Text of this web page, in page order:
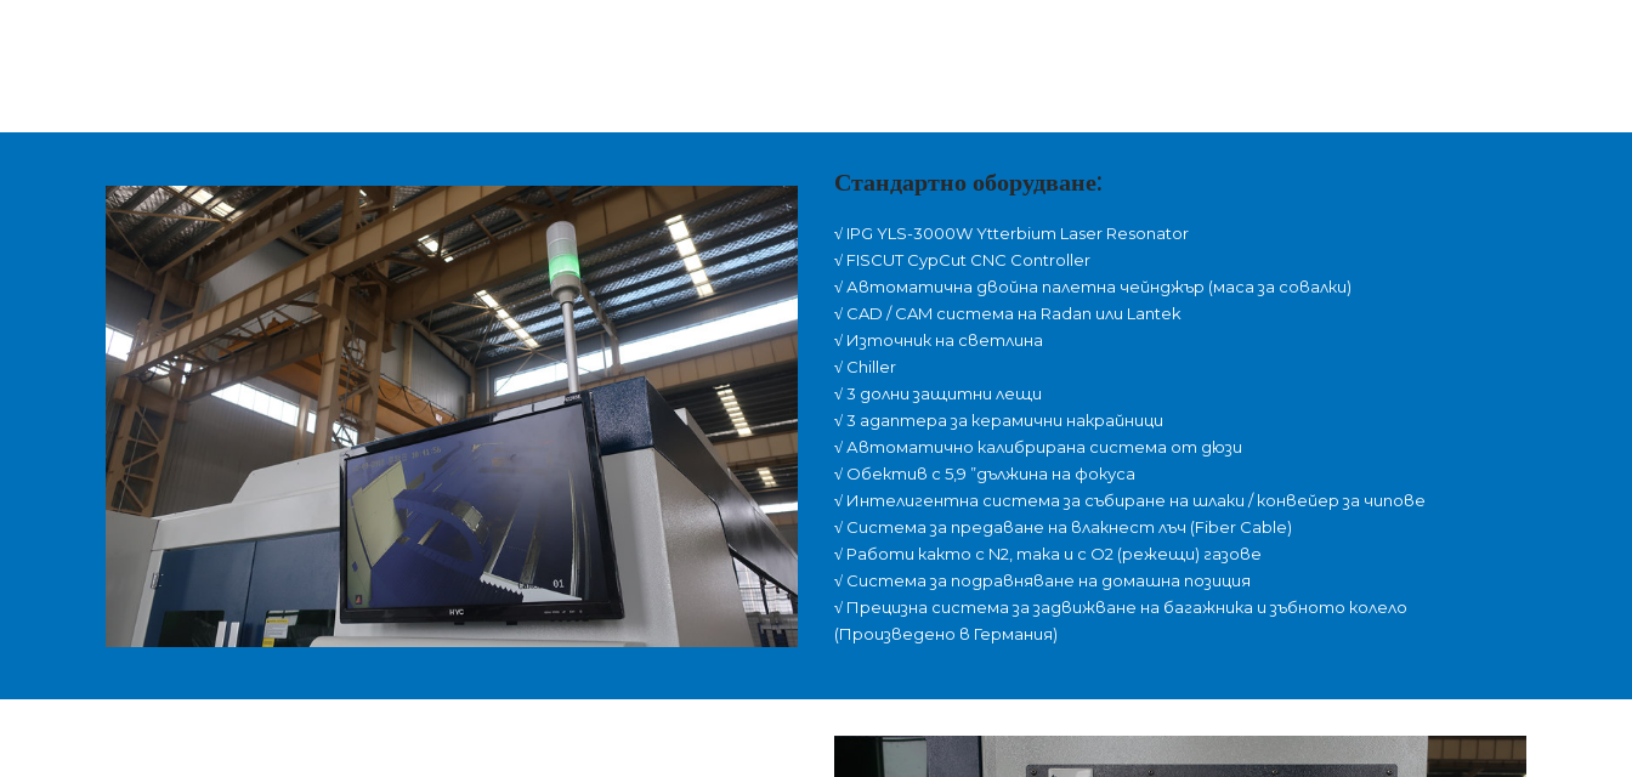
Стандартно оборудване:
√ IPG YLS-3000W Ytterbium Laser Resonator
√ FISCUT CypCut CNC Controller
√Автоматична двойна палетна чейнджър (маса за совалки)
√ CAD / CAM система на Radan или Lantek
√ Източник на светлина
√ Chiller
√3 долни защитни лещи
√3 адаптера за керамични накрайници
√Автоматично калибрирана система от дюзи
√ Обектив с 5,9 ”дължина на фокуса
√ Интелигентна система за събиране на шлаки / конвейер за чипове
√ Система за предаване на влакнест лъч (Fiber Cable)
√ Работи както с N2, така и с O2 (режещи) газове
√ Система за подравняване на домашна позиция
√ Прецизна система за задвижване на багажника и зъбното колело
(Произведено в Германия)